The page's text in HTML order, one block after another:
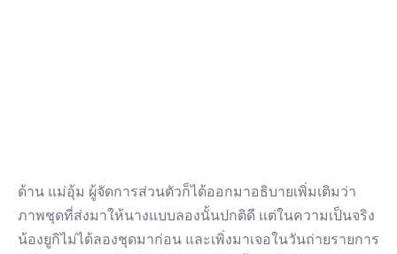
ด้าน แม่อุ้ม ผู้จัดการส่วนตัวก็ได้ออกมาอธิบายเพิ่มเติมว่า
ภาพชุดที่ส่งมาให้นางแบบลองนั้นปกติดี แต่ในความเป็นจริง
น้องยูกิไม่ได้ลองชุดมาก่อน และเพิ่งมาเจอในวันถ่ายรายการ